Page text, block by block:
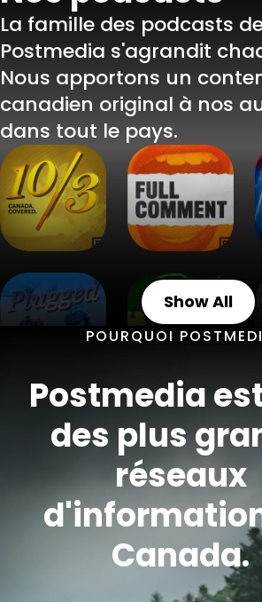
La famille des podcasts
Postmedia s'agrandit
Nous apportons un
canadien original à nos
dans tout le pays.
10/3 Canada CoveredFull Comment
Plugged In She's Gone
Show All
POURQUOI
Postmedia
des plus
réseaux
Canada.